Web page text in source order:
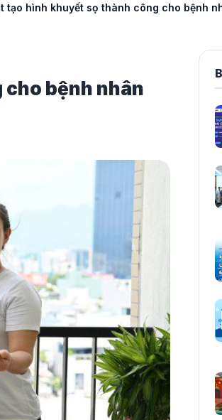
tạo hình khuyết sọ thành công cho bệnh
bệnh nhân